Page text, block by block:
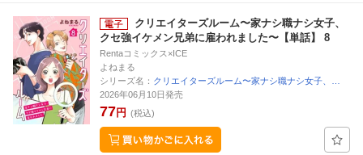
クリエイターズルーム〜家ナシ職ナシ女子、
クセ強イケメン兄弟に雇われました〜【単話】 8
Rentaコミックス×ICE
よねまる
シリーズ名： クリエイターズルーム〜家ナシ職ナシ女子、…
2026年06月10日発売
77円 (税込)